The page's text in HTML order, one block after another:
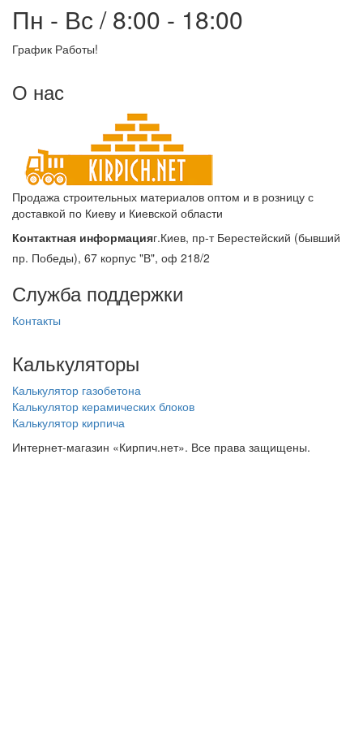
Пн - Вс / 8:00 - 18:00
График Работы!
О нас
Продажа строительных материалов оптом и в розницу с
доставкой по Киеву и Киевской области
Контактная информацияг.Киев, пр-т Берестейский (бывший
пр. Победы), 67 корпус "В", оф 218/2
Служба поддержки
Контакты
Калькуляторы
Калькулятор газобетона
Калькулятор керамических блоков
Калькулятор кирпича
Интернет-магазин «Кирпич.нет». Все права защищены.